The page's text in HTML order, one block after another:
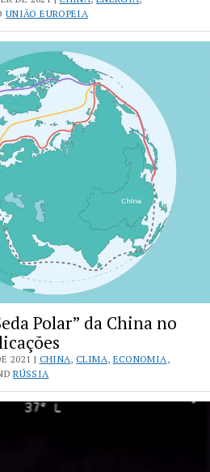
UNIÃO EUROPEIA
Polar” da China no
2021 | CHINA,CLIMA, ECONOMIA ,
RÚSSIA